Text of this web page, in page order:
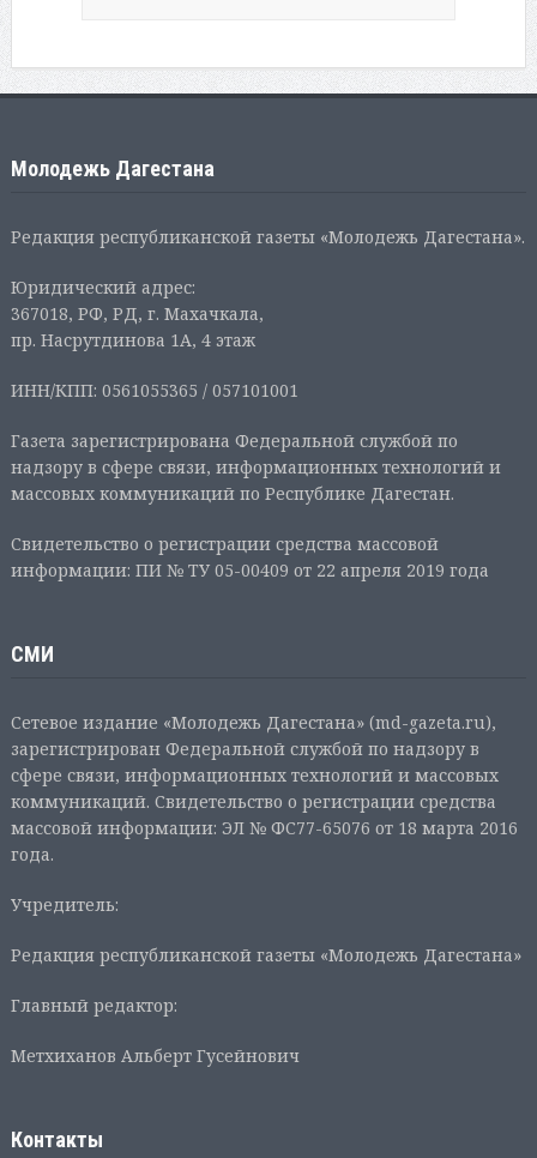
Молодежь Дагестана
Редакция республиканской газеты «Молодежь Дагестана».
Юридический адрес:
367018, РФ, РД, г. Махачкала,
пр. Насрутдинова 1А, 4 этаж
ИНН/КПП: 0561055365 / 057101001
Газета зарегистрирована Федеральной службой по
надзору в сфере связи, информационных технологий и
массовых коммуникаций по Республике Дагестан.
Свидетельство о регистрации средства массовой
информации: ПИ № ТУ 05-00409 от 22 апреля 2019 года
СМИ
Сетевое издание «Молодежь Дагестана» (md-gazeta.ru),
зарегистрирован Федеральной службой по надзору в
сфере связи, информационных технологий и массовых
коммуникаций. Свидетельство о регистрации средства
массовой информации: ЭЛ № ФС77-65076 от 18 марта 2016
года.
Учредитель:
Редакция республиканской газеты «Молодежь Дагестана»
Главный редактор:
Метхиханов Альберт Гусейнович
Контакты